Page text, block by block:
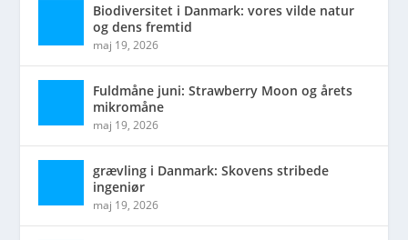
Biodiversitet i Danmark: vores vilde natur
og dens fremtid
maj 19, 2026
Fuldmåne juni: Strawberry Moon og årets
mikromåne
maj 19, 2026
grævling i Danmark: Skovens stribede
ingeniør
maj 19, 2026